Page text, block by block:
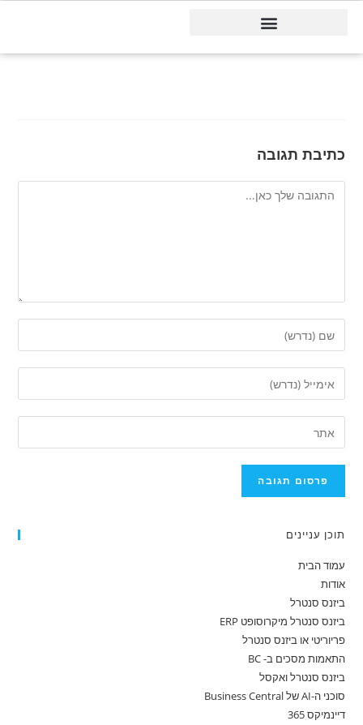
כתיבת תגובה
תוכן עניינים
עמוד הבית
אודות
ביזנס סנטרל
ביזנס סנטרל מיקרוסופט ERP
פריוריטי או ביזנס סנטרל
התאמות מסכים ב- BC
ביזנס סנטרל ואקסל
סוכני ה-AI של Business Central
דיינמיקס 365